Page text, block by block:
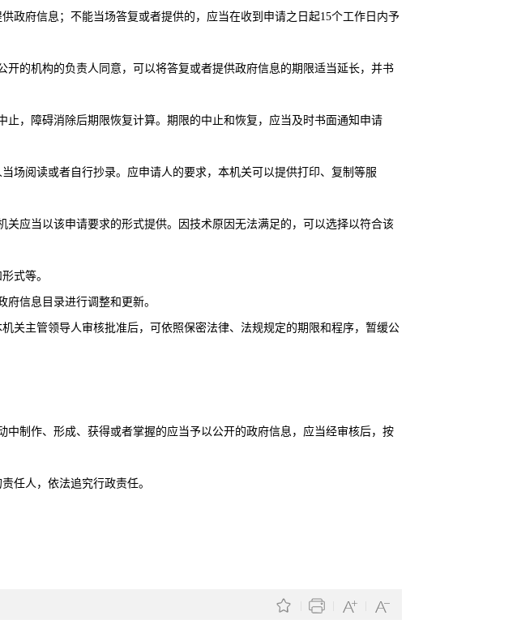
政府信息；不能当场答复或者提供的，应当在收到申请之日起15个工作日内予
的机构的负责人同意，可以将答复或者提供政府信息的期限适当延长，并书
，障碍消除后期限恢复计算。期限的中止和恢复，应当及时书面通知申请
场阅读或者自行抄录。应申请人的要求，本机关可以提供打印、复制等服
应当以该申请要求的形式提供。因技术原因无法满足的，可以选择以符合该
式等。
府信息目录进行调整和更新。
关主管领导人审核批准后，可依照保密法律、法规规定的期限和程序，暂缓公
制作、形成、获得或者掌握的应当予以公开的政府信息，应当经审核后，按
任人，依法追究行政责任。